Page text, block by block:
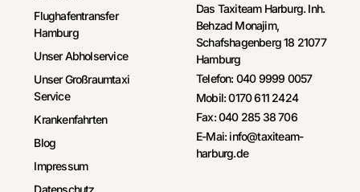
Flughafentransfer
Hamburg
Unser Abholservice
Unser Großraumtaxi
Service
Krankenfahrten
Blog
Impressum
Datenschutz
Das Taxiteam Harburg. Inh.
Behzad Monajim,
Schafshagenberg 18 21077
Hamburg
Telefon: 040 9999 0057
Mobil: 0170 611 2424
Fax: 040 285 38 706
E-Mai: info@taxiteam-
harburg.de